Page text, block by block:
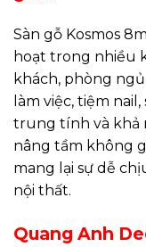
Sàn gỗ Kosmos
hoạt trong nhiều
khách, phòng
làm việc, tiệm
trung tính và khả
nâng tầm không
mang lại sự dễ
nội thất.
Quang Anh